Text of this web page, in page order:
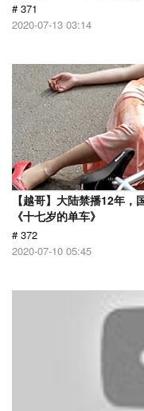
# 371
2020-07-13 03:14
【越哥】大陆禁播12年，
《十七岁的单车》
# 372
2020-07-10 05:45